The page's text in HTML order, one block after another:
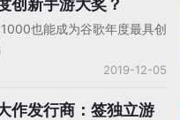
创新手游大奖？
也能成为谷歌年度最具创
2019-12-05
作发行商：签独立游